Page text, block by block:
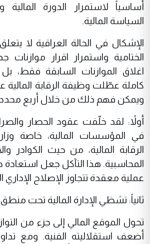
أساسياً لاستمرار الدورة
السياسة المالية.
الإشكال في الحالة العراقية لا
الختامية واستمرار اقرار موازنات
اغلاق الموازنات السابقة فقط،
كاملة عطّلت وظيفة الرقابة المالية
ويمكن فهم ذلك من خلال أربع
أولاً: لقد خلّفت عقود الحصار
في المؤسسات المالية، خاصة
الرقابة المالية، من حيث الكوادر
المحاسبية. هذا التآكل جعل استعادة
عملية معقدة تتجاوز الإصلاح الإداري
ثانياً: تشظي الإدارة المالية تحت
تحول الموقع المالي إلى جزء من
أضعف استقلاليته الفنية. ومع